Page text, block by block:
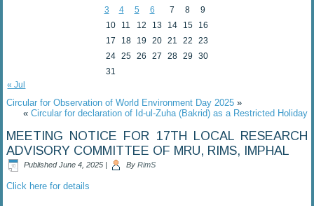
3
4 5 6 7 8
9
10
11 12 13 14 15
16
17
18 19 20 21 22
23
24 25 26 27 28 29
30
31
« Jul
Circular for Observation of World Environment Day 2025 »
« Circular for declaration of Id-ul-Zuha (Bakrid) as a Restricted Holiday
MEETING NOTICE FOR 17TH LOCAL RESEARCH
ADVISORY COMMITTEE OF MRU, RIMS, IMPHAL
Published June 4, 2025 | By RimS
Click here for details